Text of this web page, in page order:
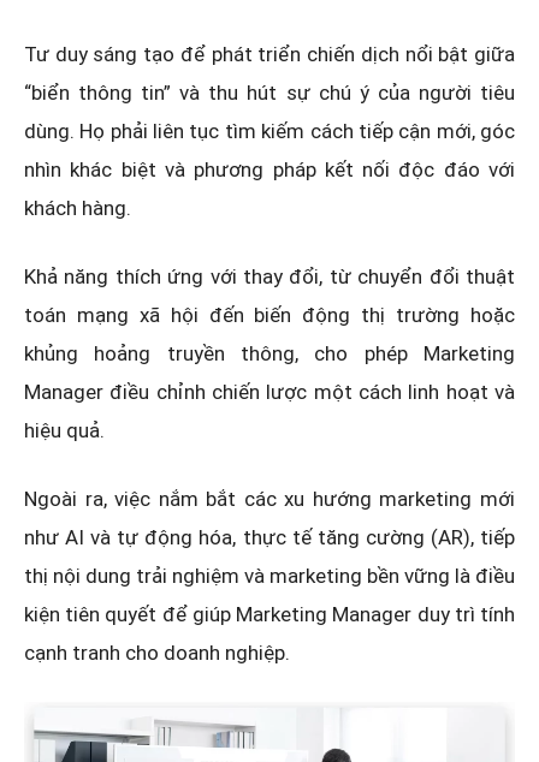
Tư duy sáng tạo để phát triển chiến dịch nổi bật giữa
“biển thông tin” và thu hút sự chú ý của người tiêu
dùng. Họ phải liên tục tìm kiếm cách tiếp cận mới, góc
nhìn khác biệt và phương pháp kết nối độc đáo với
khách hàng.
Khả năng thích ứng với thay đổi, từ chuyển đổi thuật
toán mạng xã hội đến biến động thị trường hoặc
khủng hoảng truyền thông, cho phép Marketing
Manager điều chỉnh chiến lược một cách linh hoạt và
hiệu quả.
Ngoài ra, việc nắm bắt các xu hướng marketing mới
như AI và tự động hóa, thực tế tăng cường (AR), tiếp
thị nội dung trải nghiệm và marketing bền vững là điều
kiện tiên quyết để giúp Marketing Manager duy trì tính
cạnh tranh cho doanh nghiệp.